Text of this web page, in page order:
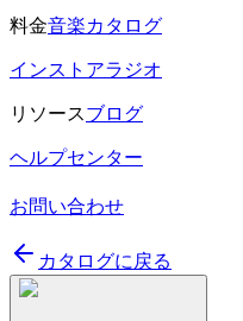
料金音楽カタログ
インストアラジオ
リソースブログ
ヘルプセンター
お問い合わせ
カタログに戻る